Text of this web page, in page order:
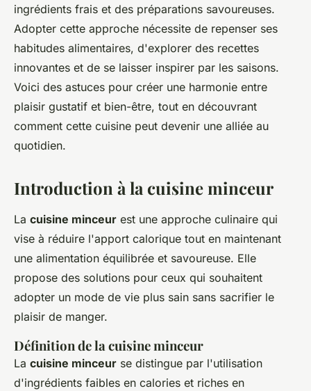
ingrédients frais et des préparations savoureuses.
Adopter cette approche nécessite de repenser ses
habitudes alimentaires, d'explorer des recettes
innovantes et de se laisser inspirer par les saisons.
Voici des astuces pour créer une harmonie entre
plaisir gustatif et bien-être, tout en découvrant
comment cette cuisine peut devenir une alliée au
quotidien.
Introduction à la cuisine minceur
La cuisine minceur est une approche culinaire qui
vise à réduire l'apport calorique tout en maintenant
une alimentation équilibrée et savoureuse. Elle
propose des solutions pour ceux qui souhaitent
adopter un mode de vie plus sain sans sacrifier le
plaisir de manger.
Définition de la cuisine minceur
La cuisine minceur se distingue par l'utilisation
d'ingrédients faibles en calories et riches en